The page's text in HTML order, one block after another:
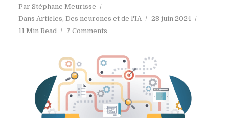
Par Stéphane Meurisse
Dans Articles, Des neurones et de l'IA
28 juin 2024
11 Min Read
7 Comments